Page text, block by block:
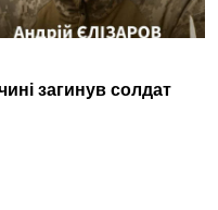
загинув солдат